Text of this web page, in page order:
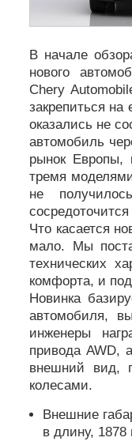
В начале
нового
Chery
закрепиться
оказались не
автомобиль
рынок Европы,
тремя
не
Что касается
мало. Мы
технических
комфорта, и
Новинка
автомобиля,
инженеры
привода AWD,
внешний вид,
колесами.
Внешние
в длину,